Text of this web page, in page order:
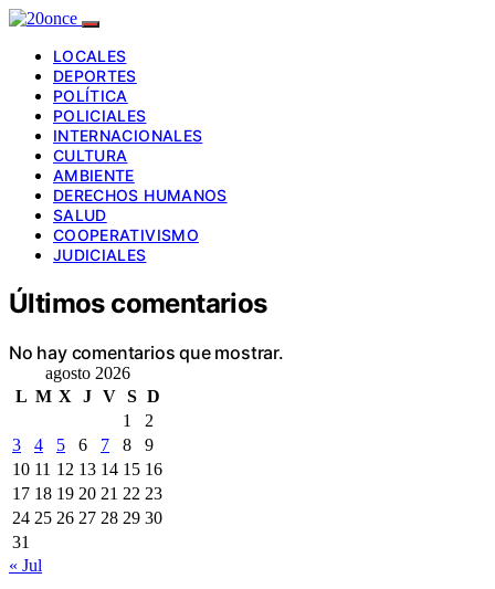
LOCALES
DEPORTES
POLÍTICA
POLICIALES
INTERNACIONALES
CULTURA
AMBIENTE
DERECHOS HUMANOS
SALUD
COOPERATIVISMO
JUDICIALES
Últimos comentarios
No hay comentarios que mostrar.
agosto 2026
L M X J V S D
1
2
3
4 5 6 7 8
9
10 11 12 13 14 15 16
17 18 19 20 21 22 23
24 25 26 27 28 29 30
31
« Jul